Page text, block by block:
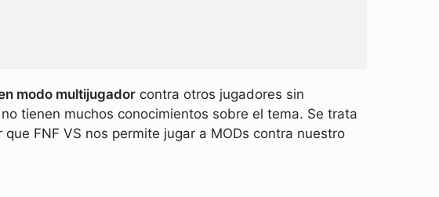
modo multijugador contra otros jugadores sin
tienen muchos conocimientos sobre el tema. Se trata
FNF VS nos permite jugar a MODs contra nuestro